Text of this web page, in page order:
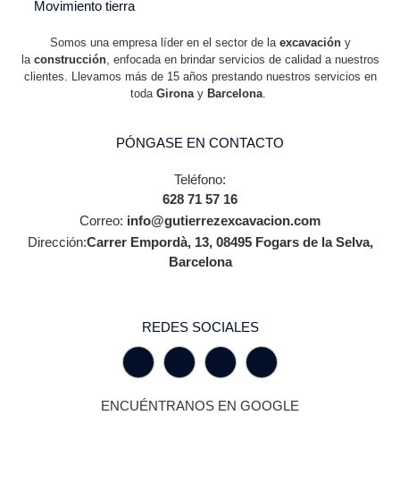
Movimiento tierra
Somos una empresa líder en el sector de la excavacióny
la construcción, enfocada en brindar servicios de calidad a nuestros
clientes. Llevamos más de 15 años prestando nuestros servicios en
toda Gironay Barcelona.
PÓNGASE EN CONTACTO
Teléfono:
628 71 57 16
Correo: info@gutierrezexcavacion.com
Dirección:Carrer Empordà, 13, 08495 Fogars de la Selva,
Barcelona
REDES SOCIALES
ENCUÉNTRANOS EN GOOGLE